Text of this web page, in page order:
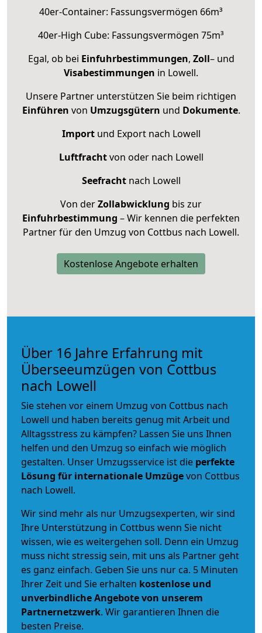
40er-Container: Fassungsvermögen 66m³
40er-High Cube: Fassungsvermögen 75m³
Egal, ob bei Einfuhrbestimmungen, Zoll– und
Visabestimmungen in Lowell.
Unsere Partner unterstützen Sie beim richtigen
Einführen von Umzugsgütern und Dokumente.
Importund Export nach Lowell
Luftfrachtvon oder nach Lowell
Seefrachtnach Lowell
Von derZollabwicklung bis zur
Einfuhrbestimmung – Wir kennen die perfekten
Partner für den Umzug von Cottbus nach Lowell.
Kostenlose Angebote erhalten
Über 16 Jahre Erfahrung mit
Überseeumzügen von Cottbus
nach Lowell
Sie stehen vor einem Umzug von Cottbus nach
Lowell und haben bereits genug mit Arbeit und
Alltagsstress zu kämpfen? Lassen Sie uns Ihnen
helfen und den Umzug so einfach wie möglich
gestalten. Unser Umzugsservice ist die perfekte
Lösung für internationale Umzügevon Cottbus
nach Lowell.
Wir sind mehr als nur Umzugsexperten, wir sind
Ihre Unterstützung in Cottbus wenn Sie nicht
wissen, wie es weitergehen soll. Denn ein Umzug
muss nicht stressig sein, mit uns als Partner geht
es ganz einfach. Geben Sie uns nur ca. 5 Minuten
Ihrer Zeit und Sie erhalten kostenlose und
unverbindlicheAngebote von unserem
Partnernetzwerk. Wir garantieren Ihnen die
besten Preise.